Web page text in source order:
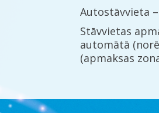
Autostāvvieta –
Stāvvietas
automātā
(apmaksas